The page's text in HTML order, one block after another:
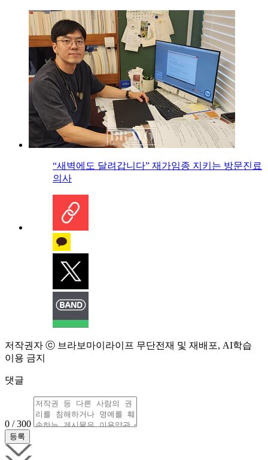
“새벽에도 달려갑니다” 재가임종 지키는 방문진료
의사
저작권자 ⓒ 브라보마이라이프 무단전재 및 재배포, AI학습
이용 금지
댓글
0 / 300